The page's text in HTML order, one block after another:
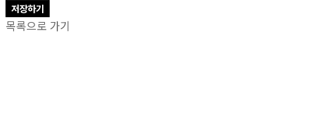
저장하기
목록으로 가기